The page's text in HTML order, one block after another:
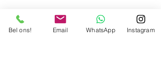
Bel ons! Email WhatsApp Instagram